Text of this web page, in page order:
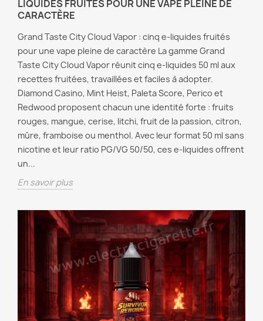
LIQUIDES FRUITÉS POUR UNE VAPE PLEINE DE
CARACTÈRE
Grand Taste City Cloud Vapor : cinq e-liquides fruités
pour une vape pleine de caractère La gamme Grand
Taste City Cloud Vapor réunit cinq e-liquides 50 ml aux
recettes fruitées, travaillées et faciles à adopter.
Diamond Casino, Mint Heist, Paleta Score, Perico et
Redwood proposent chacun une identité forte : fruits
rouges, mangue, cerise, litchi, fruit de la passion, citron,
mûre, framboise ou menthol. Avec leur format 50 ml sans
nicotine et leur ratio PG/VG 50/50, ces e-liquides offrent
un...
En savoir plus